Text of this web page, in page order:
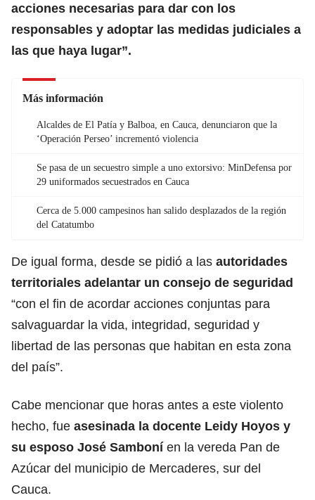
acciones necesarias para dar con los
responsables y adoptar las medidas judiciales a
las que haya lugar”.
Más información
Alcaldes de El Patía y Balboa, en Cauca, denunciaron que la
‘Operación Perseo’ incrementó violencia
Se pasa de un secuestro simple a uno extorsivo: MinDefensa por
29 uniformados secuestrados en Cauca
Cerca de 5.000 campesinos han salido desplazados de la región
del Catatumbo
De igual forma, desde se pidió a las autoridades
territoriales adelantar un consejo de seguridad
“con el fin de acordar acciones conjuntas para
salvaguardar la vida, integridad, seguridad y
libertad de las personas que habitan en esta zona
del país”.
Cabe mencionar que horas antes a este violento
hecho, fue asesinada la docente Leidy Hoyos y
su esposo José Samboníen la vereda Pan de
Azúcar del municipio de Mercaderes, sur del
Cauca.